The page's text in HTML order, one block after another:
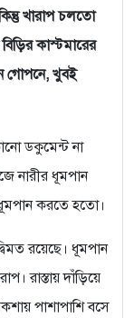
খারাপ চলতো
কাস্টমারের
গোপনে, খুবই
ডকুমেন্ট না
নারীর ধূমপান
করতে হতো।
রয়েছে। ধূমপান
রাস্তায় দাঁড়িয়ে
পাশাপাশি বসে